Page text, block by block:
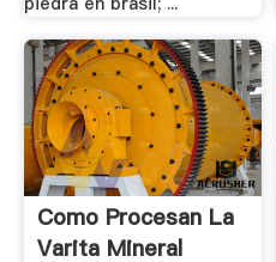
Como Procesan La
Varita Mineral